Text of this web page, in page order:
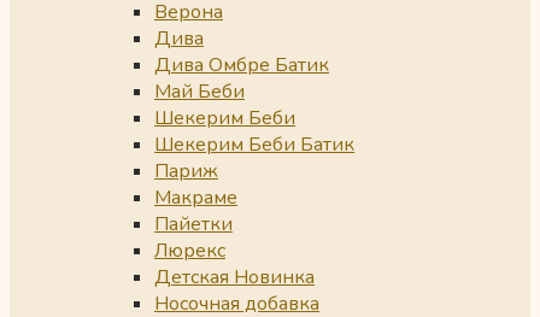
Верона
Дива
Дива Омбре Батик
Май Беби
Шекерим Беби
Шекерим Беби Батик
Париж
Макраме
Пайетки
Люрекс
Детская Новинка
Носочная добавка